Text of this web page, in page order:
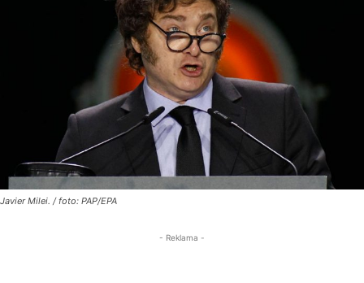
Javier Milei. / foto: PAP/EPA
- Reklama -